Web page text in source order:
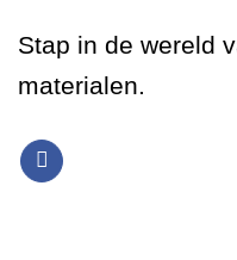
Stap in de wereld
materialen.